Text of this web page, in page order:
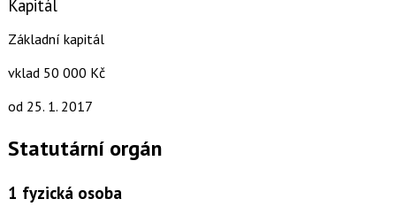
Kapitál
Základní kapitál
vklad 50 000 Kč
od 25. 1. 2017
Statutární orgán
1 fyzická osoba